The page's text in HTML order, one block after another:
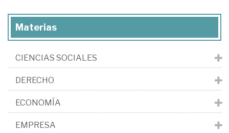
Materias
CIENCIAS SOCIALES
DERECHO
ECONOMÍA
EMPRESA